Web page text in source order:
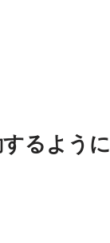
るように